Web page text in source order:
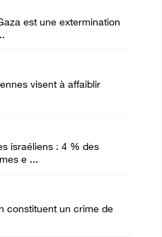
est une extermination
visent à affaiblir
israéliens : 4 % des
e ...
constituent un crime de